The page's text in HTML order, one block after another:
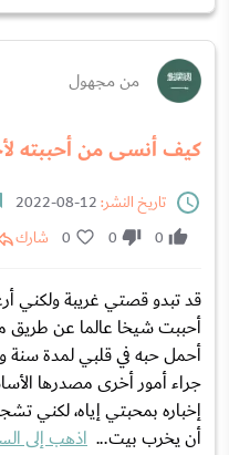
من مجهول
كيف أنسى من أحببته
تاريخ النشر:
0
0
0 شارك
قد تبدو قصتي غريبة ولكني
أحببت شيخا عالما عن طريق
أحمل حبه في قلبي لمدة
جراء أمور أخرى مصدرها
إخباره بمحبتي إياه، لكني
أن يخرب بيت... اذهب إلى